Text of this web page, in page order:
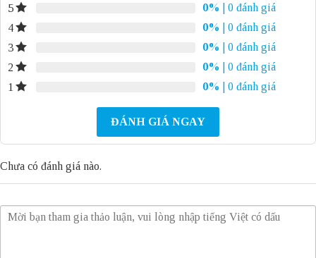
5 0%
| 0 đánh giá
4
0%
| 0 đánh giá
3
0%
| 0 đánh giá
2
0%
| 0 đánh giá
1
0% | 0 đánh giá
ĐÁNH GIÁ NGAY
Chưa có đánh giá nào.